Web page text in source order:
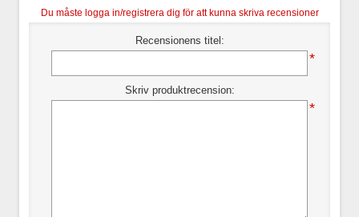
Du måste logga in/registrera dig för att kunna skriva recensioner
Recensionens titel:
*
Skriv produktrecension:
*